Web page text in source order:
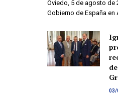
Oviedo, 5 de agosto de
Gobierno de España en
03/